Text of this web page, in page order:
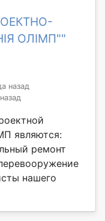
ОЛІМП""
назад
являются:
ремонт
нашего